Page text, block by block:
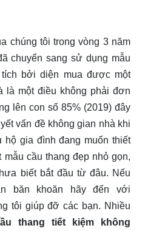
chúng tôi trong vòng 3 năm
chuyển sang sử dụng mẫu
bởi diện mua được một
là một điều không phải đơn
lên con số 85% (2019) đây
vấn đề không gian nhà khi
hộ gia đình đang muốn thiết
mẫu cầu thang đẹp nhỏ gọn,
biết bắt đầu từ đâu. Nếu
băn khoăn hãy đến với
tôi giúp đỡ các bạn. Nhiều
thang tiết kiệm không